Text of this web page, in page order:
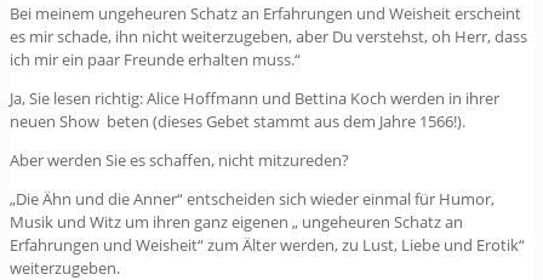
Bei meinem ungeheuren Schatz an Erfahrungen und Weisheit erscheint
es mir schade, ihn nicht weiterzugeben, aber Du verstehst, oh Herr, dass
ich mir ein paar Freunde erhalten muss.“
Ja, Sie lesen richtig: Alice Hoffmann und Bettina Koch werden in ihrer
neuen Show beten (dieses Gebet stammt aus dem Jahre 1566!).
Aber werden Sie es schaffen, nicht mitzureden?
„Die Ähn und die Anner“ entscheiden sich wieder einmal für Humor,
Musik und Witz um ihren ganz eigenen „ ungeheuren Schatz an
Erfahrungen und Weisheit“ zum Älter werden, zu Lust, Liebe und Erotik“
weiterzugeben.